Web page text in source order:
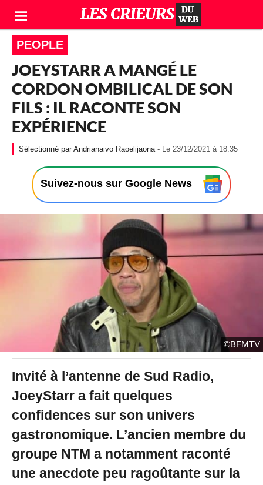
PEOPLE
JOEYSTARR A MANGÉ LE
CORDON OMBILICAL DE SON
FILS : IL RACONTE SON
EXPÉRIENCE
Andrianaivo Raoelijaona - Le 23/12/2021 à 18:35
1
2
3
Suivez-nous sur Google News
©BFMTV
Invité à l’antenne de Sud Radio,
JoeyStarr a fait quelques
confidences sur son univers
gastronomique. L’ancien membre du
groupe NTM a notamment raconté
une anecdote peu ragoûtante sur la